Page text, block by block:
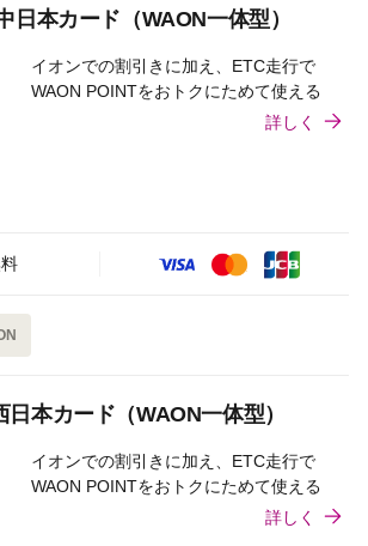
日本カード（WAON一体型）
イオンでの割引きに加え、ETC走行で
WAON POINTをおトクにためて使える
詳しく
本カード（WAON一体型）
イオンでの割引きに加え、ETC走行で
WAON POINTをおトクにためて使える
詳しく